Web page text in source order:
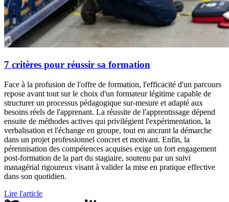
7 critères pour réussir sa formation
Face à la profusion de l'offre de formation, l'efficacité d'un parcours
repose avant tout sur le choix d'un formateur légitime capable de
structurer un processus pédagogique sur-mesure et adapté aux
besoins réels de l'apprenant. La réussite de l'apprentissage dépend
ensuite de méthodes actives qui privilégient l'expérimentation, la
verbalisation et l'échange en groupe, tout en ancrant la démarche
dans un projet professionnel concret et motivant. Enfin, la
pérennisation des compétences acquises exige un fort engagement
post-formation de la part du stagiaire, soutenu par un suivi
managérial rigoureux visant à valider la mise en pratique effective
dans son quotidien.
Lire l'article